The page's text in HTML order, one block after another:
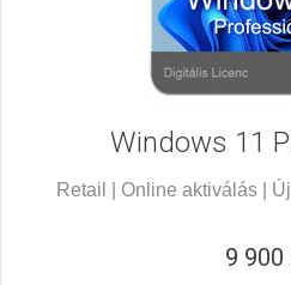
Windows 11
Retail | Online aktiválás |
9 900